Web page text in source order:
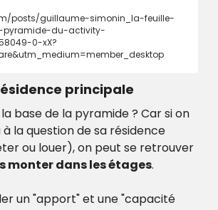
posts/guillaume-simonin_la-feuille-
pyramide-du-activity-
0-xX?
principale
base de la pyramide ? Car si on
à la question de sa résidence
ou louer), on peut se retrouver
monter dans les étages.
un "apport" et une "capacité